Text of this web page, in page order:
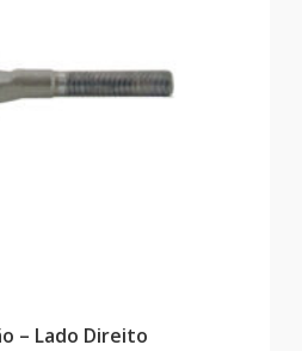
– Lado Direito